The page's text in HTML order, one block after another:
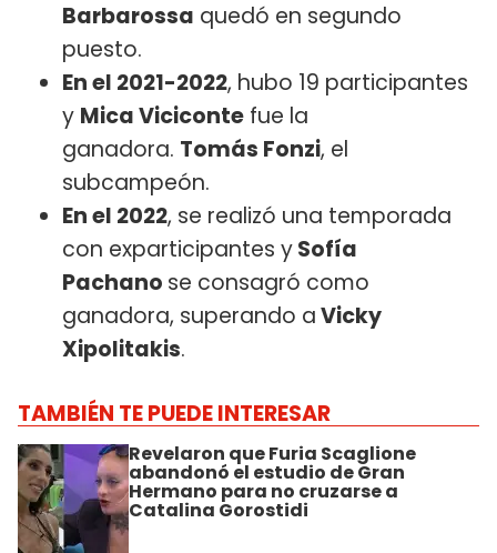
Barbarossa quedó en segundo
puesto.
En el 2021-2022, hubo 19 participantes
y Mica Viciconte fue la
ganadora. Tomás Fonzi, el
subcampeón.
En el 2022, se realizó una temporada
con exparticipantes ySofía
Pachano se consagró como
ganadora, superando aVicky
Xipolitakis.
TAMBIÉN TE PUEDE INTERESAR
Revelaron que Furia Scaglione
abandonó el estudio de Gran
Hermano para no cruzarse a
Catalina Gorostidi